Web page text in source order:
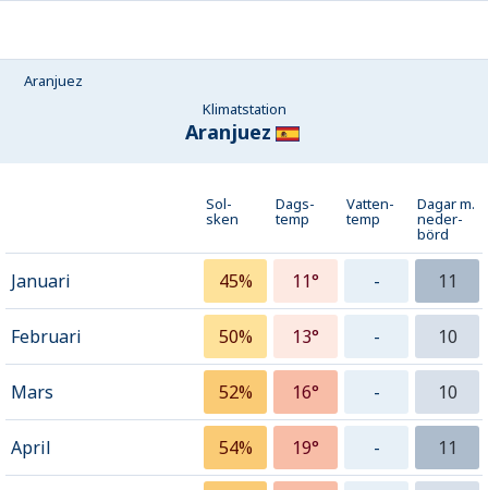
Aranjuez
Klimatstation
Aranjuez
Sol-
sken
Dags-
temp
Vatten-
temp
Dagar m.
neder­
börd
Januari 45% 11° - 11
Februari 50% 13° - 10
Mars 52% 16° - 10
April 54% 19° - 11